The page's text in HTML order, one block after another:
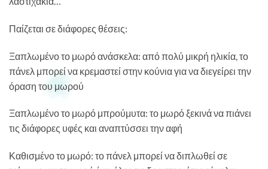
Παίζεται σε διάφορες θέσεις:
Ξαπλωμένο το μωρό ανάσκελα: από πολύ μικρή ηλικία, το
πάνελ μπορεί να κρεμαστεί στην κούνια για να διεγείρει την
όραση του μωρού
Ξαπλωμένο το μωρό μπρούμυτα: το μωρό ξεκινά να πιάνει
τις διάφορες υφές και αναπτύσσει την αφή
Καθισμένο το μωρό: το πάνελ μπορεί να διπλωθεί σε